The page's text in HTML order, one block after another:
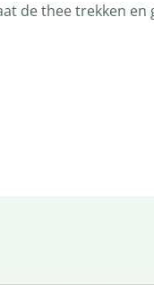
de thee trekken